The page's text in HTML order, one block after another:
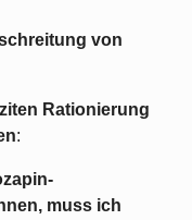
von
Rationierung
:
muss ich